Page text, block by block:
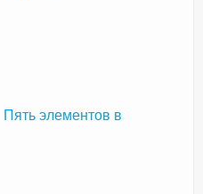
Пять элементов в